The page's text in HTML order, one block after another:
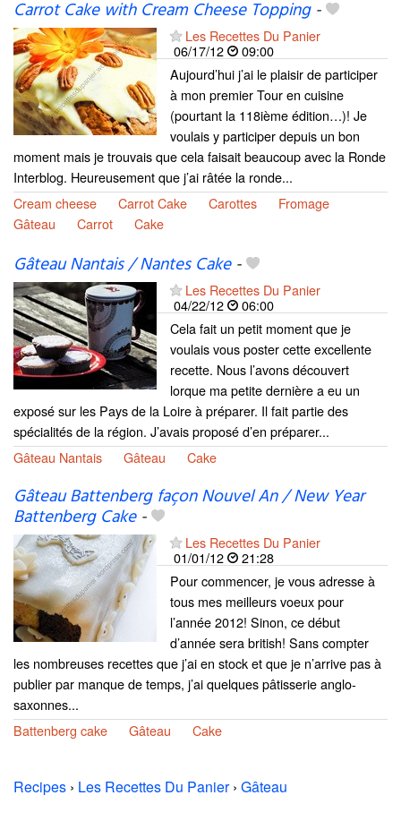
Carrot Cake with Cream Cheese Topping-
Les Recettes Du Panier
06/17/12
09:00
Aujourd’hui j’ai le plaisir de participer
à mon premier Tour en cuisine
(pourtant la 118ième édition…)! Je
voulais y participer depuis un bon
moment mais je trouvais que cela faisait beaucoup avec la Ronde
Interblog. Heureusement que j’ai râtée la ronde...
Cream cheese
Carrot Cake Carottes
Fromage
Gâteau
Carrot Cake
Gâteau Nantais / Nantes Cake-
Les Recettes Du Panier
04/22/12
06:00
Cela fait un petit moment que je
voulais vous poster cette excellente
recette. Nous l’avons découvert
lorque ma petite dernière a eu un
exposé sur les Pays de la Loire à préparer. Il fait partie des
spécialités de la région. J’avais proposé d’en préparer...
Gâteau Nantais
Gâteau Cake
Gâteau Battenberg façon Nouvel An / New Year
Battenberg Cake-
Les Recettes Du Panier
01/01/12
21:28
Pour commencer, je vous adresse à
tous mes meilleurs voeux pour
l’année 2012! Sinon, ce début
d’année sera british! Sans compter
les nombreuses recettes que j’ai en stock et que je n’arrive pas à
publier par manque de temps, j’ai quelques pâtisserie anglo-
saxonnes...
Battenberg cake
Gâteau Cake
Recipes › Les Recettes Du Panier› Gâteau